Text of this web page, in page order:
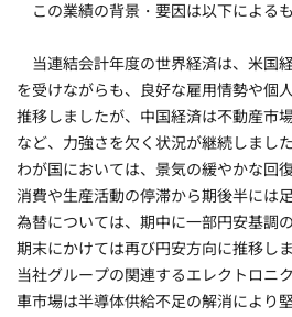
この業績の背景・要因は以下によるも
当連結会計年度の世界経済は、米国
を受けながらも、良好な雇用情勢や個
推移しましたが、中国経済は不動産市
など、力強さを欠く状況が継続しました
わが国においては、景気の緩やかな回
消費や生産活動の停滞から期後半には
為替については、期中に一部円安基調
期末にかけては再び円安方向に推移しま
当社グループの関連するエレクトロニ
車市場は半導体供給不足の解消により